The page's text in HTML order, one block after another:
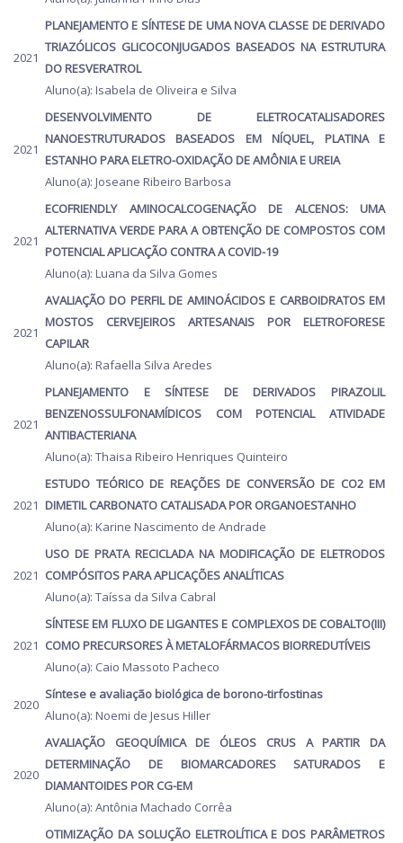
2021
PLANEJAMENTO E SÍNTESE DE UMA NOVA CLASSE DE DERIVADO
TRIAZÓLICOS GLICOCONJUGADOS BASEADOS NA ESTRUTURA
DO RESVERATROL
Aluno(a): Isabela de Oliveira e Silva
2021
DESENVOLVIMENTO DE ELETROCATALISADORES
NANOESTRUTURADOS BASEADOS EM NÍQUEL, PLATINA E
ESTANHO PARA ELETRO-OXIDAÇÃO DE AMÔNIA E UREIA
Aluno(a): Joseane Ribeiro Barbosa
2021
ECOFRIENDLY AMINOCALCOGENAÇÃO DE ALCENOS: UMA
ALTERNATIVA VERDE PARA A OBTENÇÃO DE COMPOSTOS COM
POTENCIAL APLICAÇÃO CONTRA A COVID-19
Aluno(a): Luana da Silva Gomes
2021
AVALIAÇÃO DO PERFIL DE AMINOÁCIDOS E CARBOIDRATOS EM
MOSTOS CERVEJEIROS ARTESANAIS POR ELETROFORESE
CAPILAR
Aluno(a): Rafaella Silva Aredes
2021
PLANEJAMENTO E SÍNTESE DE DERIVADOS PIRAZOLIL
BENZENOSSULFONAMÍDICOS COM POTENCIAL ATIVIDADE
ANTIBACTERIANA
Aluno(a): Thaisa Ribeiro Henriques Quinteiro
2021
ESTUDO TEÓRICO DE REAÇÕES DE CONVERSÃO DE CO2 EM
DIMETIL CARBONATO CATALISADA POR ORGANOESTANHO
Aluno(a): Karine Nascimento de Andrade
2021
USO DE PRATA RECICLADA NA MODIFICAÇÃO DE ELETRODOS
COMPÓSITOS PARA APLICAÇÕES ANALÍTICAS
Aluno(a): Taíssa da Silva Cabral
2021
SÍNTESE EM FLUXO DE LIGANTES E COMPLEXOS DE COBALTO(III)
COMO PRECURSORES À METALOFÁRMACOS BIORREDUTÍVEIS
Aluno(a): Caio Massoto Pacheco
2020
Síntese e avaliação biológica de borono-tirfostinas
Aluno(a): Noemi de Jesus Hiller
2020
AVALIAÇÃO GEOQUÍMICA DE ÓLEOS CRUS A PARTIR DA
DETERMINAÇÃO DE BIOMARCADORES SATURADOS E
DIAMANTOIDES POR CG-EM
Aluno(a): Antônia Machado Corrêa
OTIMIZAÇÃO DA SOLUÇÃO ELETROLÍTICA E DOS PARÂMETROS